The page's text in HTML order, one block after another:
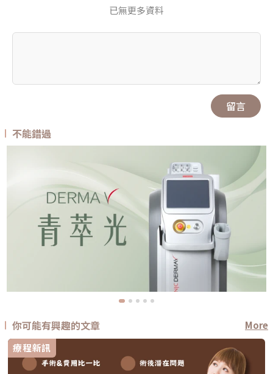
已無更多資料
留言
不能錯過
你可能有興趣的文章
More
療程新訊